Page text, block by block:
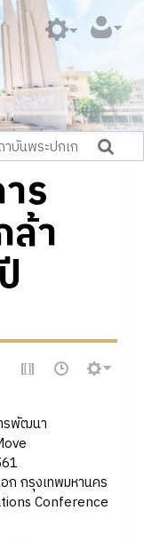
ร
า
รพัฒนา
ก กรุงเทพมหานคร
Conference